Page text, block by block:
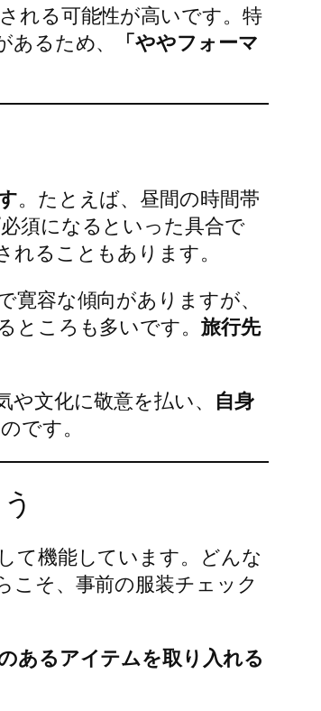
れる可能性が高いです。特
るため、
「ややフォーマ
。たとえば、昼間の時間帯
須になるといった具合で
ることもあります。
容な傾向がありますが、
ころも多いです。 旅行先
文化に敬意を払い、
自身
のです。
て機能しています。どんな
こそ、事前の服装チェック
あるアイテムを取り入れる